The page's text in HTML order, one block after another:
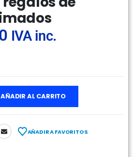
IVA inc.
AÑADIR AL CARRITO
AÑADIR A FAVORITOS